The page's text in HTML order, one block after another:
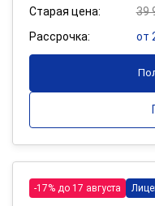
Старая цена:
39
Рассрочка:
от
-17% до 17 августа